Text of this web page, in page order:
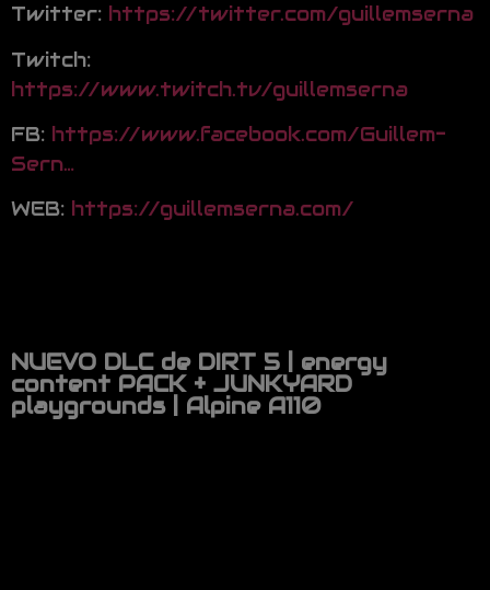
Twitter: https://twitter.com/guillemserna
Twitch:
https://www.twitch.tv/guillemserna
FB: https://www.facebook.com/Guillem-
Sern…
WEB: https://guillemserna.com/
NUEVO DLC de DIRT 5 | energy
content PACK + JUNKYARD
playgrounds | Alpine A110